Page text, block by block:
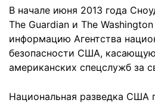
В начале июня 2013 года
The Guardian и The
информацию Агентства
безопасности США,
американских спецслужб за
Национальная разведка США